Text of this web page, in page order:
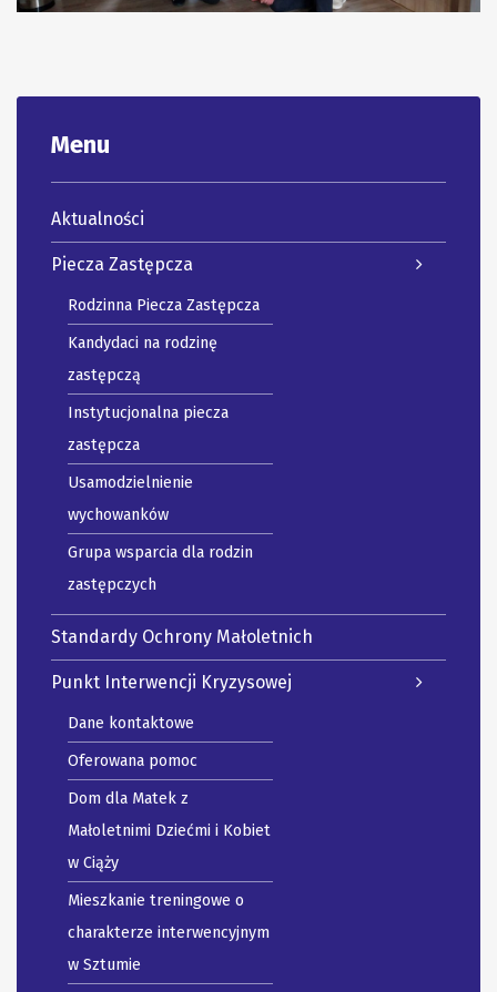
Menu
Aktualności
Piecza Zastępcza
Rodzinna Piecza Zastępcza
Kandydaci na rodzinę
zastępczą
Instytucjonalna piecza
zastępcza
Usamodzielnienie
wychowanków
Grupa wsparcia dla rodzin
zastępczych
Standardy Ochrony Małoletnich
Punkt Interwencji Kryzysowej
Dane kontaktowe
Oferowana pomoc
Dom dla Matek z
Małoletnimi Dziećmi i Kobiet
w Ciąży
Mieszkanie treningowe o
charakterze interwencyjnym
w Sztumie